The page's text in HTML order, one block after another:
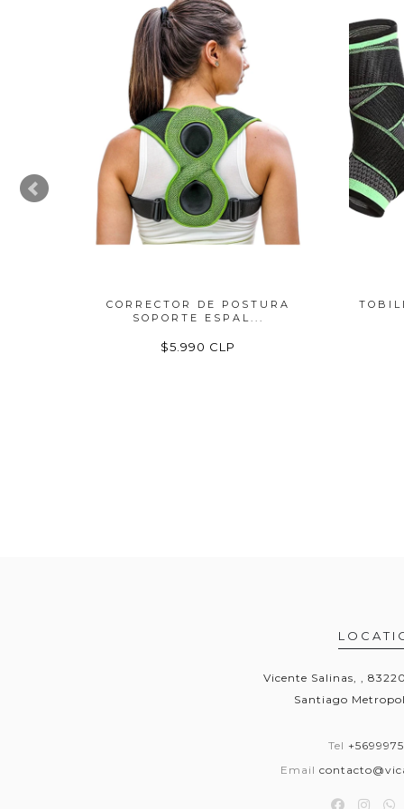
CORRECTOR DE POSTURA
SOPORTE ESPAL...
$5.990 CLP
Vicente Salinas, ,
Santiago
Tel
Email